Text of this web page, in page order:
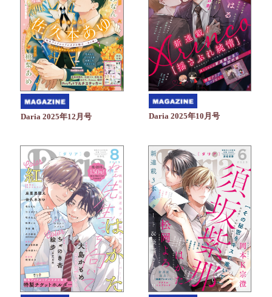
Daria 2025年12月号 Daria 2025年10月号